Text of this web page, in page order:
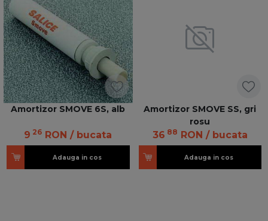
Amortizor SMOVE 6S, alb
9 26 RON / bucata
Adauga in cos
Amortizor SMOVE SS, gri
rosu
36 88 RON / bucata
Adauga in cos